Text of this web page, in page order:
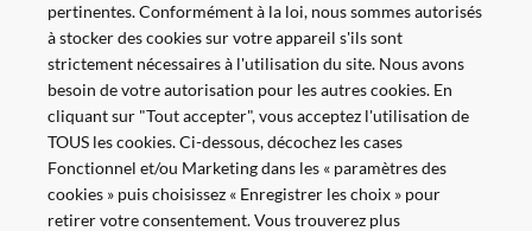
pertinentes. Conformément à la loi, nous sommes autorisés
à stocker des cookies sur votre appareil s'ils sont
strictement nécessaires à l'utilisation du site. Nous avons
besoin de votre autorisation pour les autres cookies. En
cliquant sur "Tout accepter", vous acceptez l'utilisation de
TOUS les cookies. Ci-dessous, décochez les cases
Fonctionnel et/ou Marketing dans les « paramètres des
cookies » puis choisissez « Enregistrer les choix » pour
retirer votre consentement. Vous trouverez plus